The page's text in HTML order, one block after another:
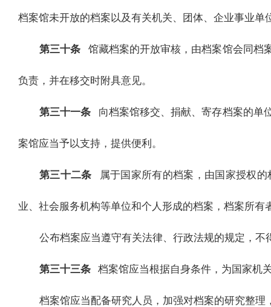
档案馆未开放的档案以及有关机关、团体、企业事业单
第三十条 馆藏档案的开放审核，由档案馆会同档
负责，并在移交时附具意见。
第三十一条 向档案馆移交、捐献、寄存档案的单
案馆应当予以支持，提供便利。
第三十二条 属于国家所有的档案，由国家授权
业、社会服务机构等单位和个人形成的档案，档案所有
公布档案应当遵守有关法律、行政法规的规定，
第三十三条 档案馆应当根据自身条件，为国家机
档案馆应当配备研究人员，加强对档案的研究整